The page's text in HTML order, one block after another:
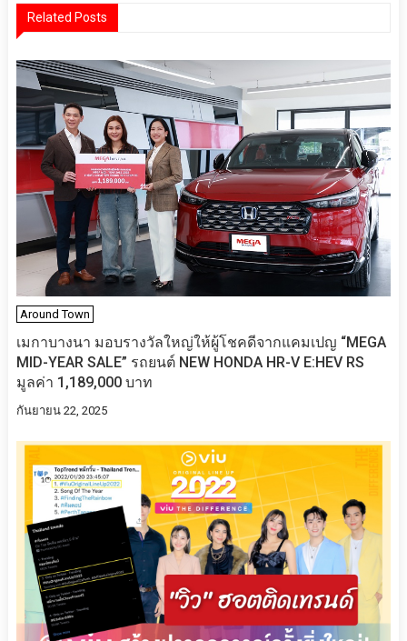
Related Posts
Around Town
เมกาบางนา มอบรางวัลใหญ่ให้ผู้โชคดีจากแคมเปญ “MEGA
MID-YEAR SALE” รถยนต์ NEW HONDA HR-V E:HEV RS
มูลค่า 1,189,000 บาท
กันยายน 22, 2025